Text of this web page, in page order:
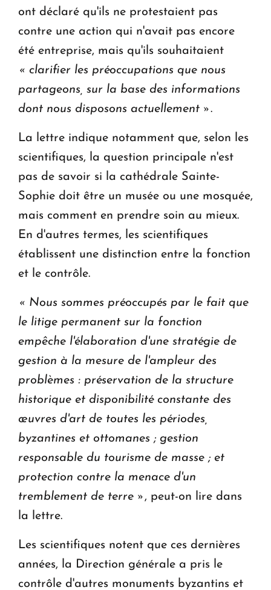
ont déclaré qu'ils ne protestaient pas
contre une action qui n'avait pas encore
été entreprise, mais qu'ils souhaitaient
« clarifier les préoccupations que nous
partageons, sur la base des informations
dont nous disposons actuellement ».
La lettre indique notamment que, selon les
scientifiques, la question principale n'est
pas de savoir si la cathédrale Sainte-
Sophie doit être un musée ou une mosquée,
mais comment en prendre soin au mieux.
En d'autres termes, les scientifiques
établissent une distinction entre la fonction
et le contrôle.
« Nous sommes préoccupés par le fait que
le litige permanent sur la fonction
empêche l'élaboration d'une stratégie de
gestion à la mesure de l'ampleur des
problèmes : préservation de la structure
historique et disponibilité constante des
œuvres d'art de toutes les périodes,
byzantines et ottomanes ; gestion
responsable du tourisme de masse ; et
protection contre la menace d'un
tremblement de terre », peut-on lire dans
la lettre.
Les scientifiques notent que ces dernières
années, la Direction générale a pris le
contrôle d'autres monuments byzantins et